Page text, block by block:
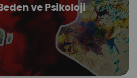
ve Psikoloji